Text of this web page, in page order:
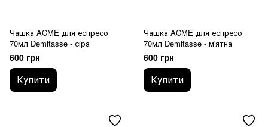
Чашка ACME для еспресо
70мл Demitasse - сіра
600 грн
Купити
Чашка ACME для еспресо
70мл Demitasse - м'ятна
600 грн
Купити